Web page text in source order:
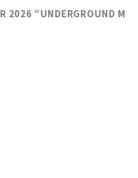
2026 “UNDERGROUND M